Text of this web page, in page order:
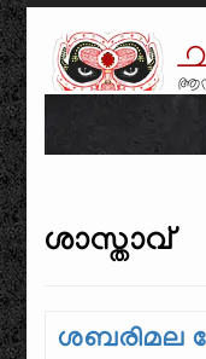
Skip to content
ശാസ്താവ്
ശബരിമല